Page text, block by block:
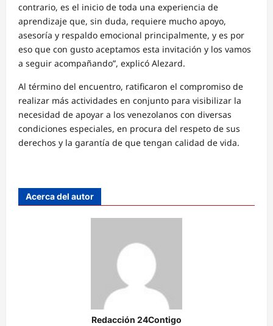
contrario, es el inicio de toda una experiencia de
aprendizaje que, sin duda, requiere mucho apoyo,
asesoría y respaldo emocional principalmente, y es por
eso que con gusto aceptamos esta invitación y los vamos
a seguir acompañando”, explicó Alezard.
Al término del encuentro, ratificaron el compromiso de
realizar más actividades en conjunto para visibilizar la
necesidad de apoyar a los venezolanos con diversas
condiciones especiales, en procura del respeto de sus
derechos y la garantía de que tengan calidad de vida.
Acerca del autor
Redacción 24Contigo